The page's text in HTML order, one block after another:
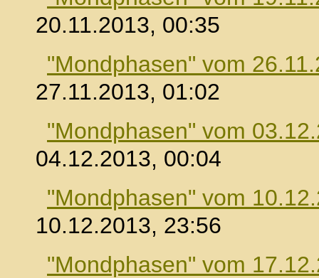
20.11.2013, 00:35
"Mondphasen" vom
27.11.2013, 01:02
"Mondphasen" vom
04.12.2013, 00:04
"Mondphasen" vom
10.12.2013, 23:56
"Mondphasen" vom